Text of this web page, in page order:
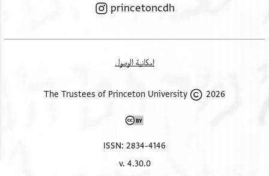
princetoncdh
إمكانية الوصول
2026 The Trustees of Princeton University
ISSN: 2834-4146
v. 4.30.0